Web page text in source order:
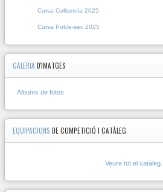
Cursa Collserola 2025
Cursa Poble-sec 2025
GALERIA D'IMATGES
Albums de fotos
EQUIPACIONS DE COMPETICIÓ I CATÀLEG
Veure tot el catàleg...